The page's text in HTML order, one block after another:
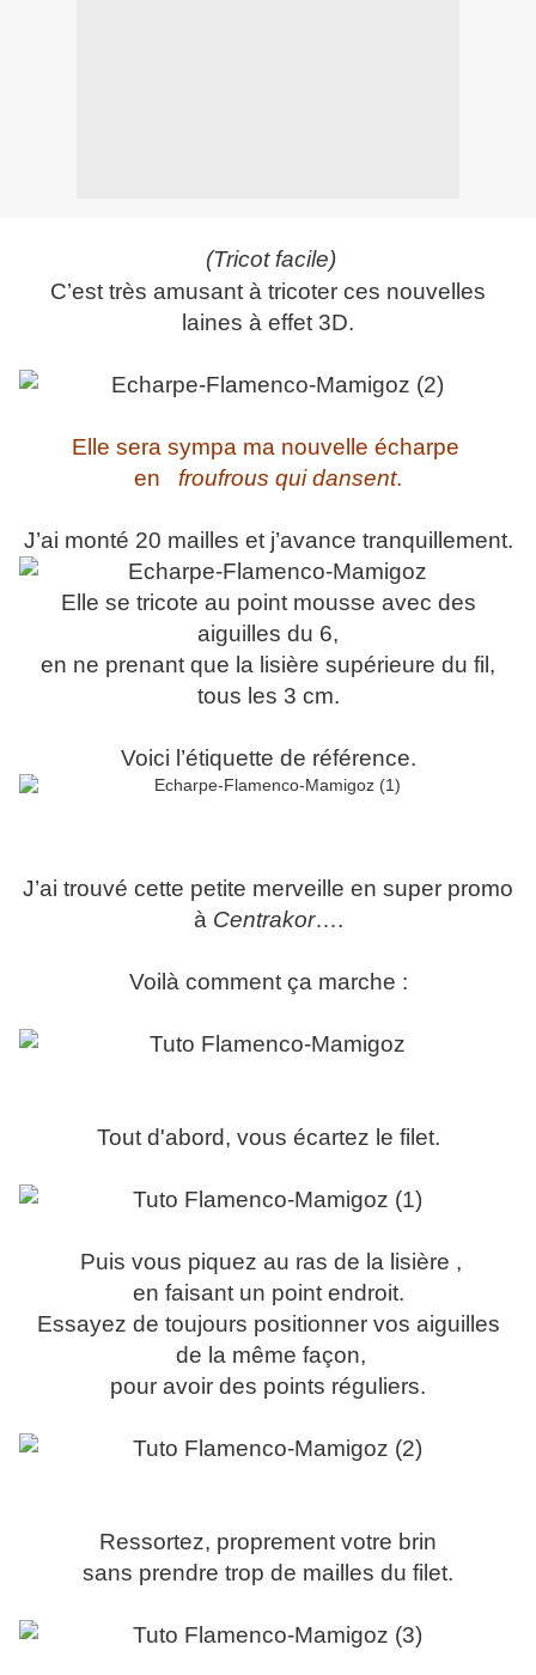
(Tricot facile)
C’est très amusant à tricoter ces nouvelles
laines à effet 3D.
Elle sera sympa ma nouvelle écharpe
en froufrous qui dansent.
J’ai monté 20 mailles et j’avance tranquillement.
Elle se tricote au point mousse avec des
aiguilles du 6,
en ne prenant que la lisière supérieure du fil,
tous les 3 cm.
Voici l’étiquette de référence.
J’ai trouvé cette petite merveille en super promo
à Centrakor….
Voilà comment ça marche :
Tout d'abord, vous écartez le filet.
Puis vous piquez au ras de la lisière ,
en faisant un point endroit.
Essayez de toujours positionner vos aiguilles
de la même façon,
pour avoir des points réguliers.
Ressortez, proprement votre brin
sans prendre trop de mailles du filet.